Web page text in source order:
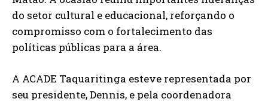
do setor cultural e educacional, reforçando o
compromisso com o fortalecimento das
políticas públicas para a área.
A ACADE Taquaritinga esteve representada por
seu presidente, Dennis, e pela coordenadora